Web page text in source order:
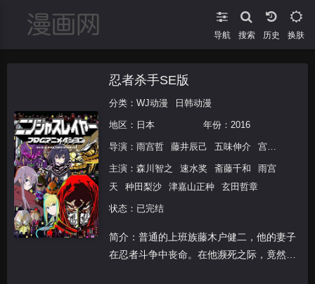
导航 搜索 换肤
忍者杀手SE版
分类： WJ动漫 日韩动漫
地区： 日本 年份： 2016
导演： 雨宫哲 藤井辰己 五味伸介 宫岛善博
主演： 森川智之 速水奖 斋藤千和
雨宫
天
种田梨沙 津嘉山正种 玄田哲章
状态：已完结
简介：普通的上班族藤木户健二，他的妻子
在忍者斗争中丧命。在他濒死之际，竟然被